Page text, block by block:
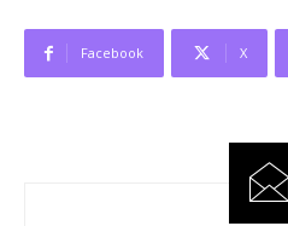
Facebook X